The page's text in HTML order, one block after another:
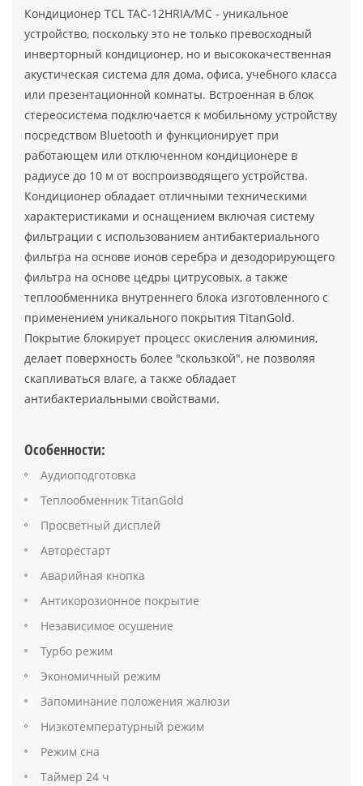
Кондиционер TCL TAC-12HRIA/MC - уникальное
устройство, поскольку это не только превосходный
инверторный кондиционер, но и высококачественная
акустическая система для дома, офиса, учебного класса
или презентационной комнаты. Встроенная в блок
стереосистема подключается к мобильному устройству
посредством Bluetooth и функционирует при
работающем или отключенном кондиционере в
радиусе до 10 м от воспроизводящего устройства.
Кондиционер обладает отличными техническими
характеристиками и оснащением включая систему
фильтрации с использованием антибактериального
фильтра на основе ионов серебра и дезодорирующего
фильтра на основе цедры цитрусовых, а также
теплообменника внутреннего блока изготовленного с
применением уникального покрытия TitanGold.
Покрытие блокирует процесс окисления алюминия,
делает поверхность более "скользкой", не позволяя
скапливаться влаге, а также обладает
антибактериальными свойствами.
Особенности:
Аудиоподготовка
Теплообменник TitanGold
Просветный дисплей
Авторестарт
Аварийная кнопка
Антикорозионное покрытие
Независимое осушение
Турбо режим
Экономичный режим
Запоминание положения жалюзи
Низкотемпературный режим
Режим сна
Таймер 24 ч